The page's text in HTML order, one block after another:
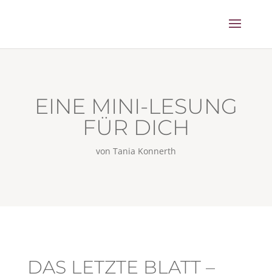
EINE MINI-LESUNG
FÜR DICH
von Tania Konnerth
DAS LETZTE BLATT –